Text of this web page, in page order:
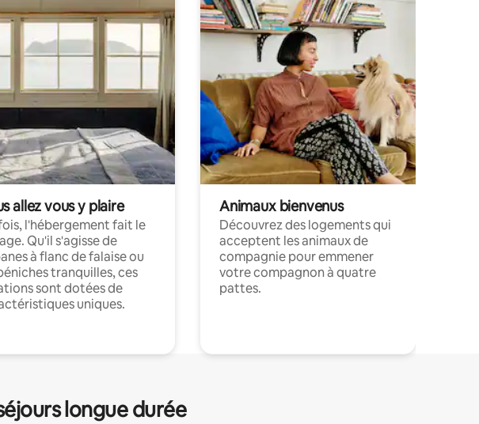
allez vous y plaire
l'hébergement fait le
Qu'il s'agisse de
à flanc de falaise ou
tranquilles, ces
sont dotées de
uniques.
Animaux bienvenus
Découvrez des logements qui
acceptent les animaux de
compagnie pour emmener
votre compagnon à quatre
pattes.
longue durée